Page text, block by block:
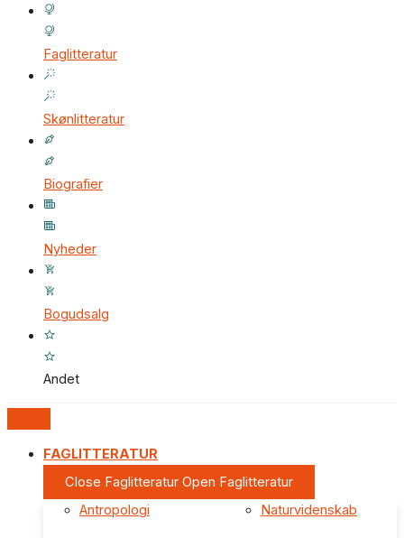
Faglitteratur
Skønlitteratur
Biografier
Nyheder
Bogudsalg
Andet
FAGLITTERATUR
Close Faglitteratur Open Faglitteratur
Antropologi
Naturvidenskab